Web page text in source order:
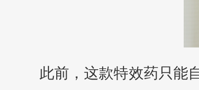
此前，这款特效药只能